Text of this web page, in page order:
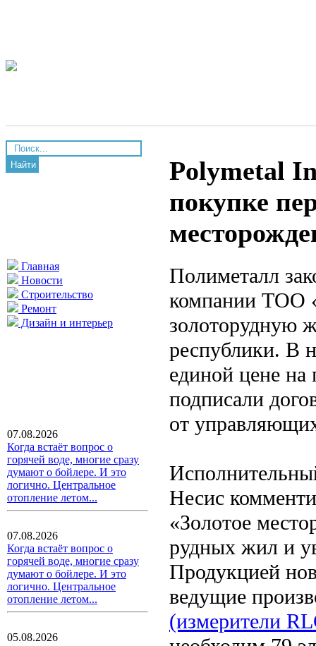
Найти
Главная
Новости
Строительство
Ремонт
Дизайн и интерьер
07.08.2026
Когда встаёт вопрос о
горячей воде, многие сразу
думают о бойлере. И это
логично. Центральное
отопление летом...
07.08.2026
Когда встаёт вопрос о
горячей воде, многие сразу
думают о бойлере. И это
логично. Центральное
отопление летом...
05.08.2026
Polymetal
покупке
Полиметалл
компании ТОО
золоторудную
республики. В
единой цене
подписали
от
Несис
«Золотое
рудных жил и
Продукцией
ведущие
(измерители